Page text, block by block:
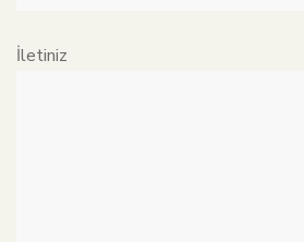
İletiniz